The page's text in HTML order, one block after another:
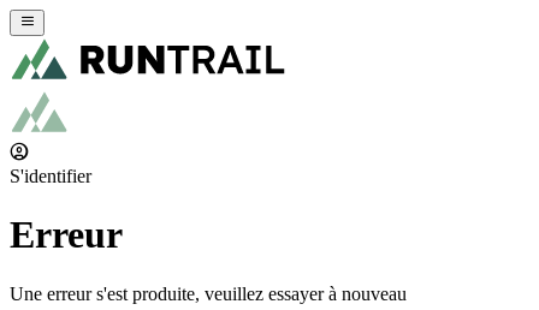
S'identifier
Erreur
Une erreur s'est produite, veuillez essayer à nouveau